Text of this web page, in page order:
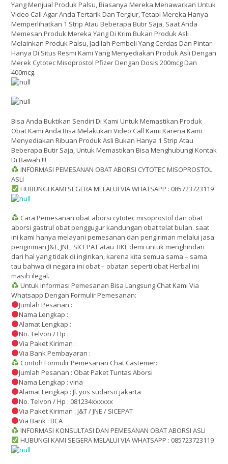
Yang Menjual Produk Palsu, Biasanya Mereka Menawarkan Untuk
Video Call Agar Anda Tertarik Dan Tergiur, Tetapi Mereka Hanya
Memperlihatkan 1 Strip Atau Beberapa Butir Saja, Saat Anda
Memesan Produk Mereka Yang Di Krim Bukan Produk Asli
Melainkan Produk Palsu, Jadilah Pembeli Yang Cerdas Dan Pintar
Hanya Di Situs Resmi Kami Yang Menyediakan Produk Asli Dengan
Merek Cytotec Misoprostol Pfizer Dengan Dosis 200mcg Dan
400mcg.
Bisa Anda Buktikan Sendiri Di Kami Untuk Memastikan Produk
Obat Kami Anda Bisa Melakukan Video Call Kami Karena Kami
Menyediakan Ribuan Produk Asli Bukan Hanya 1 Strip Atau
Beberapa Butir Saja, Untuk Memastikan Bisa Menghubungi Kontak
Di Bawah !!!
INFORMASI PEMESANAN OBAT ABORSI CYTOTEC MISOPROSTOL
ASLI
HUBUNGI KAMI SEGERA MELALUI VIA WHATSAPP : 085723723119
Cara Pemesanan obat aborsi cytotec misoprostol dan obat
aborsi gastrul obat penggugur kandungan obat telat bulan. saat
ini kami hanya melayani pemesanan dan pengiriman melalui jasa
pengiriman J&T, JNE, SICEPAT atau TIKI, demi untuk menghindari
dari hal yang tidak di inginkan, karena kita semua sama – sama
tau bahwa di negara ini obat – obatan seperti obat Herbal ini
masih ilegal.
Untuk Informasi Pemesanan Bisa Langsung Chat Kami Via
Whatsapp Dengan Formulir Pemesanan:
Jumlah Pesanan :
Nama Lengkap :
Alamat Lengkap :
No. Telvon / Hp :
Via Paket Kiriman :
Via Bank Pembayaran :
Contoh Formulir Pemesanan Chat Castemer:
Jumlah Pesanan : Obat Paket Tuntas Aborsi
Nama Lengkap : vina
Alamat Lengkap : Jl. yos sudarso jakarta
No. Telvon / Hp : 081234xxxxxx
Via Paket Kiriman : J&T / JNE / SICEPAT
Via Bank : BCA
INFORMASI KONSULTASI DAN PEMESANAN OBAT ABORSI ASLI
HUBUNGI KAMI SEGERA MELALUI VIA WHATSAPP : 085723723119